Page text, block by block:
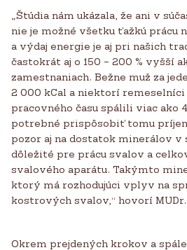
„Štúdia nám ukázala, že ani v
nie je možné všetku ťažkú prácu
a výdaj energie je aj pri našich
častokrát aj o 150 – 200 % vyšší
zamestnaniach. Bežne muž za
2 000 kCal a niektorí
pracovného času spálili viac ako
potrebné prispôsobiť tomu
pozor aj na dostatok minerálov v
dôležité pre prácu svalov a
svalového aparátu. Takýmto
ktorý má rozhodujúci vplyv na
kostrových svalov,“ hovorí MUDr.
Okrem prejdených krokov a